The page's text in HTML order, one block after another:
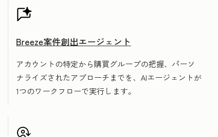
Breeze案件創出エージェント
アカウントの特定から購買グループの把握、パーソ
ナライズされたアプローチまでを、AIエージェントが
1つのワークフローで実行します。